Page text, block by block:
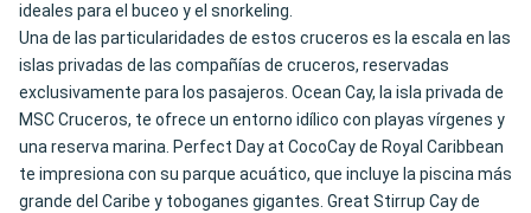
ideales para el buceo y el snorkeling.
Una de las particularidades de estos cruceros es la escala en las
islas privadas de las compañías de cruceros, reservadas
exclusivamente para los pasajeros. Ocean Cay, la isla privada de
MSC Cruceros, te ofrece un entorno idílico con playas vírgenes y
una reserva marina. Perfect Day at CocoCay de Royal Caribbean
te impresiona con su parque acuático, que incluye la piscina más
grande del Caribe y toboganes gigantes. Great Stirrup Cay de